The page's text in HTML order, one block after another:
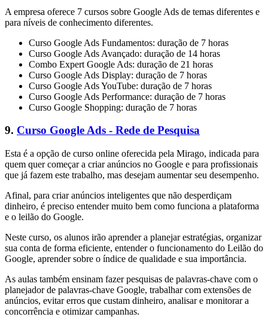
A empresa oferece 7 cursos sobre Google Ads de temas diferentes e
para níveis de conhecimento diferentes.
Curso Google Ads Fundamentos: duração de 7 horas
Curso Google Ads Avançado: duração de 14 horas
Combo Expert Google Ads: duração de 21 horas
Curso Google Ads Display: duração de 7 horas
Curso Google Ads YouTube: duração de 7 horas
Curso Google Ads Performance: duração de 7 horas
Curso Google Shopping: duração de 7 horas
9. Curso Google Ads - Rede de Pesquisa
Esta é a opção de curso online oferecida pela Mirago, indicada para
quem quer começar a criar anúncios no Google e para profissionais
que já fazem este trabalho, mas desejam aumentar seu desempenho.
Afinal, para criar anúncios inteligentes que não desperdiçam
dinheiro, é preciso entender muito bem como funciona a plataforma
e o leilão do Google.
Neste curso, os alunos irão aprender a planejar estratégias, organizar
sua conta de forma eficiente, entender o funcionamento do Leilão do
Google, aprender sobre o índice de qualidade e sua importância.
As aulas também ensinam fazer pesquisas de palavras-chave com o
planejador de palavras-chave Google, trabalhar com extensões de
anúncios, evitar erros que custam dinheiro, analisar e monitorar a
concorrência e otimizar campanhas.